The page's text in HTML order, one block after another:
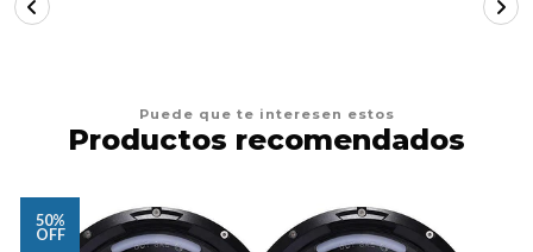
Puede que te interesen estos
Productos recomendados
50%
OFF